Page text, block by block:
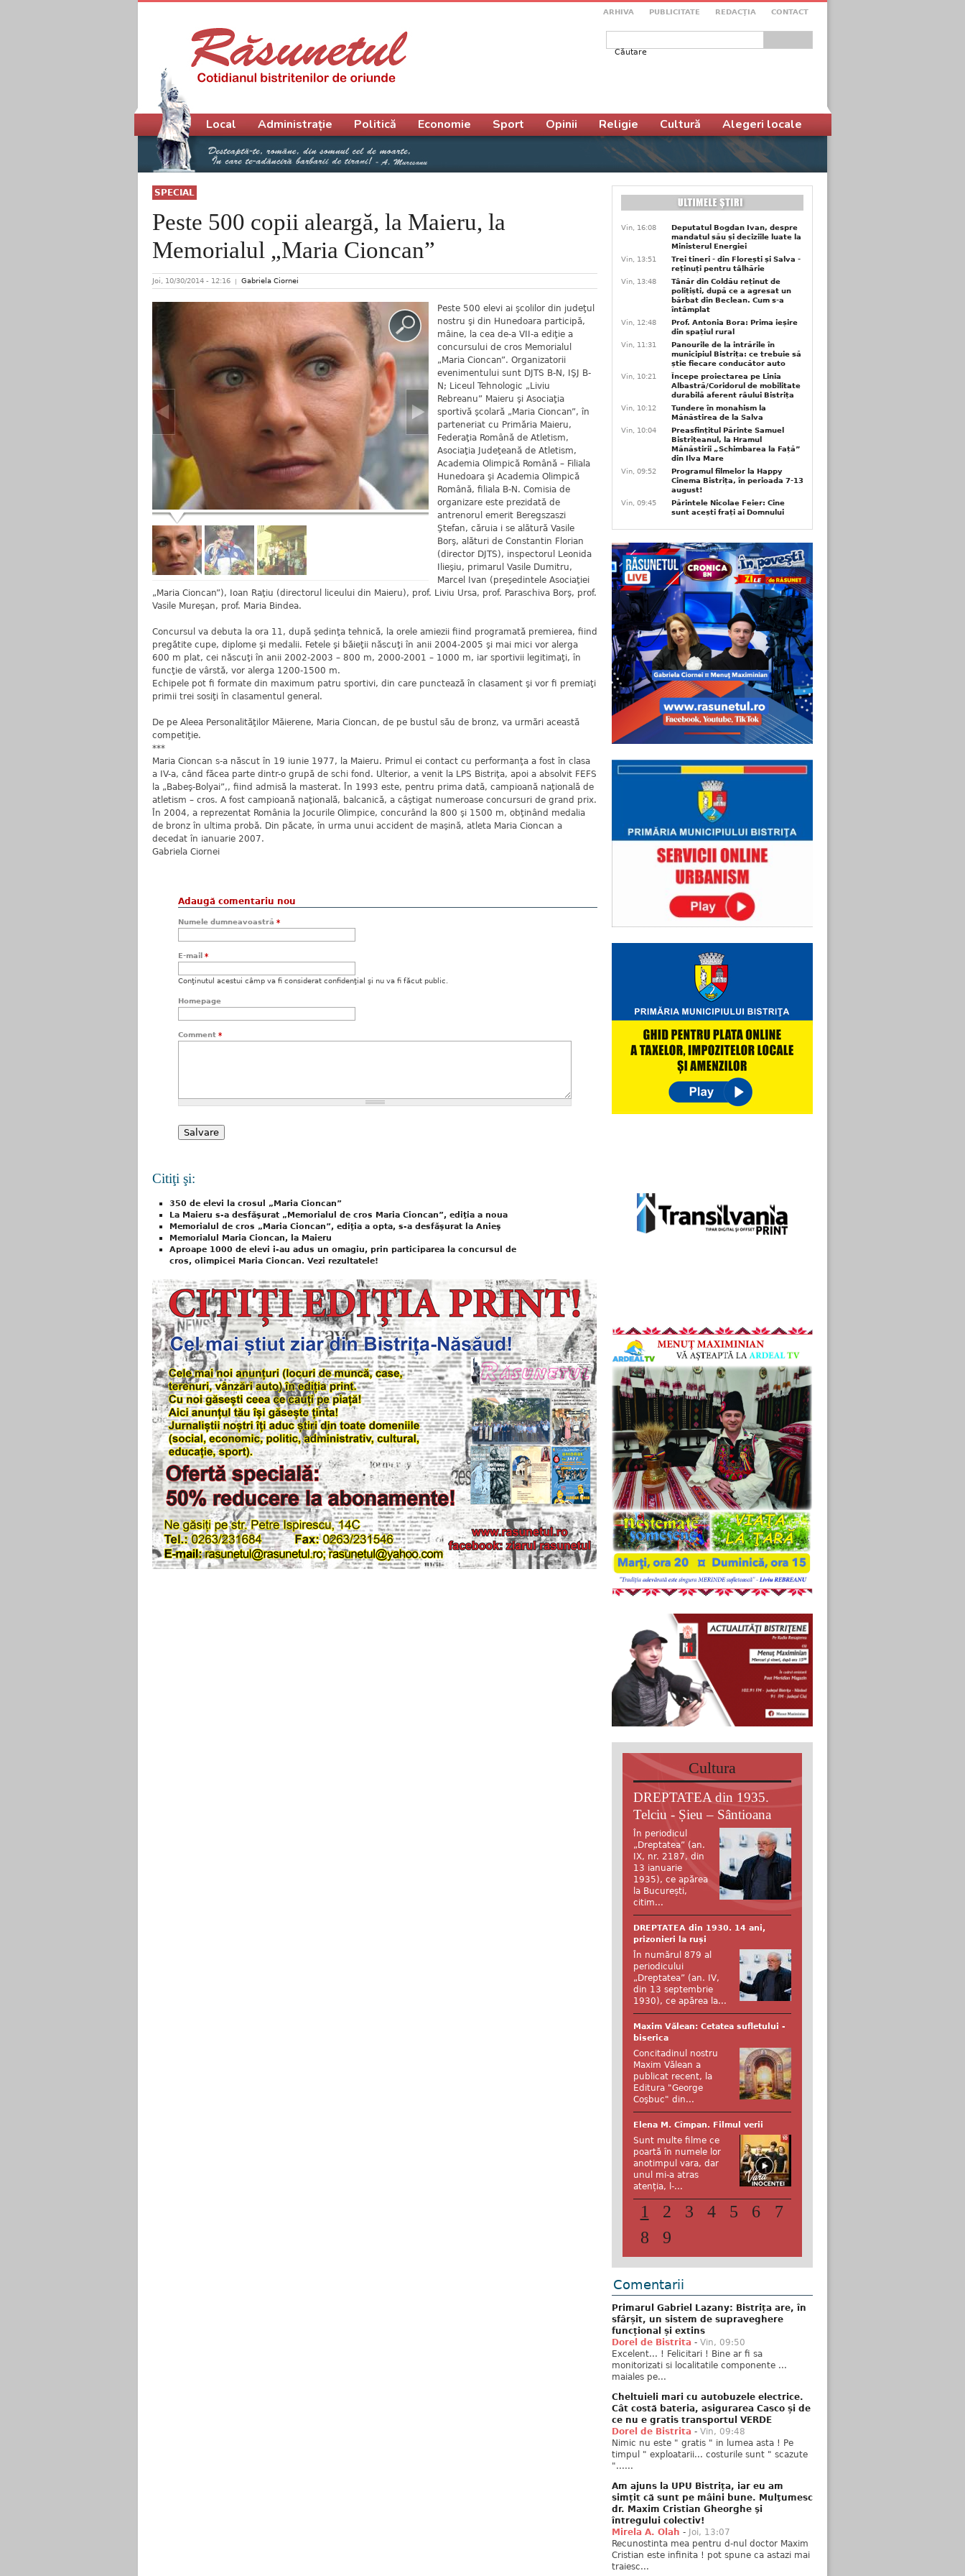
ARHIVA PUBLICITATE REDACŢIA CONTACT
Formular de căutare
SPECIAL
Peste 500 copii aleargă, la Maieru, la
Memorialul „Maria Cioncan”
Joi, 10/30/2014 - 12:16 Gabriela Ciornei
Peste 500 elevi ai şcolilor din judeţul
nostru şi din Hunedoara participă,
mâine, la cea de-a VII-a ediţie a
concursului de cros Memorialul
„Maria Cioncan”. Organizatorii
evenimentului sunt DJTS B-N, IŞJ B-
N; Liceul Tehnologic „Liviu
Rebreanu” Maieru şi Asociaţia
sportivă şcolară „Maria Cioncan”, în
parteneriat cu Primăria Maieru,
Federaţia Română de Atletism,
Asociaţia Judeţeană de Atletism,
Academia Olimpică Română – Filiala
Hunedoara şi Academia Olimpică
Română, filiala B-N. Comisia de
organizare este prezidată de
antrenorul emerit Beregszaszi
Ştefan, căruia i se alătură Vasile
Borş, alături de Constantin Florian
(director DJTS), inspectorul Leonida
Ilieşiu, primarul Vasile Dumitru,
Marcel Ivan (preşedintele Asociaţiei
„Maria Cioncan”), Ioan Raţiu (directorul liceului din Maieru), prof. Liviu Ursa, prof. Paraschiva Borş, prof.
Vasile Mureşan, prof. Maria Bindea.
Concursul va debuta la ora 11, după şedinţa tehnică, la orele amiezii fiind programată premierea, fiind
pregătite cupe, diplome şi medalii. Fetele şi băieţii născuţi în anii 2004-2005 şi mai mici vor alerga
600 m plat, cei născuţi în anii 2002-2003 – 800 m, 2000-2001 – 1000 m, iar sportivii legitimaţi, în
funcţie de vârstă, vor alerga 1200-1500 m.
Echipele pot fi formate din maximum patru sportivi, din care punctează în clasament şi vor fi premiaţi
primii trei sosiţi în clasamentul general.
De pe Aleea Personalităţilor Măierene, Maria Cioncan, de pe bustul său de bronz, va urmări această
competiţie.
***
Maria Cioncan s-a născut în 19 iunie 1977, la Maieru. Primul ei contact cu performanţa a fost în clasa
a IV-a, când făcea parte dintr-o grupă de schi fond. Ulterior, a venit la LPS Bistriţa, apoi a absolvit FEFS
la „Babeş-Bolyai”,, fiind admisă la masterat. În 1993 este, pentru prima dată, campioană naţională de
atletism – cros. A fost campioană naţională, balcanică, a câştigat numeroase concursuri de grand prix.
În 2004, a reprezentat România la Jocurile Olimpice, concurând la 800 şi 1500 m, obţinând medalia
de bronz în ultima probă. Din păcate, în urma unui accident de maşină, atleta Maria Cioncan a
decedat în ianuarie 2007.
Gabriela Ciornei
Adaugă comentariu nou
Numele dumneavoastră *
E-mail *
Conţinutul acestui câmp va fi considerat confidenţial şi nu va fi făcut public.
Homepage
Comment *
Citiţi şi:
350 de elevi la crosul „Maria Cioncan”
La Maieru s-a desfăşurat „Memorialul de cros Maria Cioncan”, ediţia a noua
Memorialul de cros „Maria Cioncan”, ediţia a opta, s-a desfăşurat la Anieş
Memorialul Maria Cioncan, la Maieru
Aproape 1000 de elevi i-au adus un omagiu, prin participarea la concursul de
cros, olimpicei Maria Cioncan. Vezi rezultatele!
Meniu principal
Local Administrație Politică Economie Sport Opinii Religie Cultură Alegeri locale
Vin, 16:08
Deputatul Bogdan Ivan, despre
mandatul său și deciziile luate la
Ministerul Energiei
Vin, 13:51
Trei tineri - din Florești și Salva -
reținuți pentru tâlhărie
Vin, 13:48
Tânăr din Coldău reținut de
polițiști, după ce a agresat un
bărbat din Beclean. Cum s-a
întâmplat
Vin, 12:48
Prof. Antonia Bora: Prima ieșire
din spațiul rural
Vin, 11:31
Panourile de la intrările în
municipiul Bistrița: ce trebuie să
știe fiecare conducător auto
Vin, 10:21
Începe proiectarea pe Linia
Albastră/Coridorul de mobilitate
durabilă aferent râului Bistrița
Vin, 10:12
Tundere în monahism la
Mănăstirea de la Salva
Vin, 10:04
Preasfințitul Părinte Samuel
Bistrițeanul, la Hramul
Mănăstirii „Schimbarea la Față”
din Ilva Mare
Vin, 09:52
Programul filmelor la Happy
Cinema Bistrița, în perioada 7-13
august!
Vin, 09:45
Părintele Nicolae Feier: Cine
sunt acești frați ai Domnului
Cultura
DREPTATEA din 1935.
Telciu - Șieu – Sântioana
În periodicul
„Dreptatea” (an.
IX, nr. 2187, din
13 ianuarie
1935), ce apărea
la București,
citim...
DREPTATEA din 1930. 14 ani,
prizonieri la ruși
În numărul 879 al
periodicului
„Dreptatea” (an. IV,
din 13 septembrie
1930), ce apărea la...
Maxim Vălean: Cetatea sufletului -
biserica
Concitadinul nostru
Maxim Vălean a
publicat recent, la
Editura "George
Coşbuc" din...
Elena M. Cîmpan. Filmul verii
Sunt multe filme ce
poartă în numele lor
anotimpul vara, dar
unul mi-a atras
atenția, l-...
1 2 3 4 5 6
7
8
9
Comentarii
Primarul Gabriel Lazany: Bistrița are, în
sfârșit, un sistem de supraveghere
funcțional și extins
Dorel de Bistrita - Vin, 09:50
Excelent... ! Felicitari ! Bine ar fi sa
monitorizati si localitatile componente ...
maiales pe...
Cheltuieli mari cu autobuzele electrice.
Cât costă bateria, asigurarea Casco și de
ce nu e gratis transportul VERDE
Dorel de Bistrita - Vin, 09:48
Nimic nu este " gratis " in lumea asta ! Pe
timpul " exploatarii... costurile sunt " scazute
"......
Am ajuns la UPU Bistrița, iar eu am
simțit că sunt pe mâini bune. Mulţumesc
dr. Maxim Cristian Gheorghe şi
întregului colectiv!
Mirela A. Olah - Joi, 13:07
Recunostinta mea pentru d-nul doctor Maxim
Cristian este infinita ! pot spune ca astazi mai
traiesc...